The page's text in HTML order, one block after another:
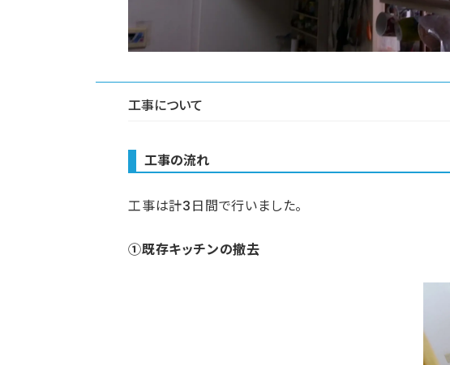
工事について
工事の流れ
工事は計3日間で行いました。
①既存キッチンの撤去